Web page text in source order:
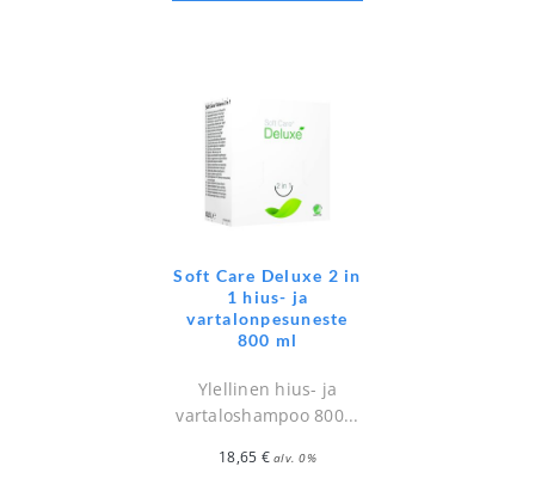
Soft Care Deluxe 2 in
1 hius- ja
vartalonpesuneste
800 ml
Ylellinen hius- ja
vartaloshampoo 800...
18,65 € alv. 0%